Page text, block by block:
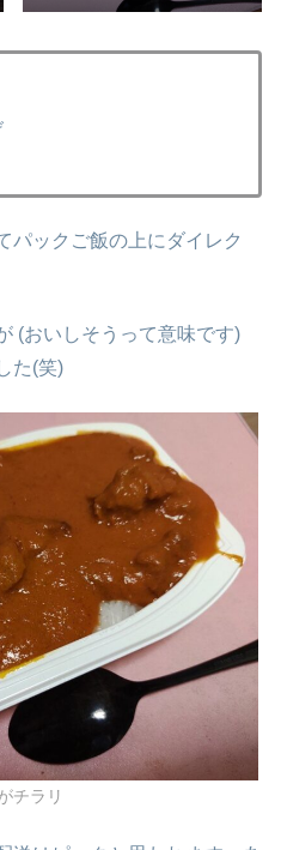
パックご飯の上にダイレク
(おいしそうって意味です)
た(笑)
チラリ